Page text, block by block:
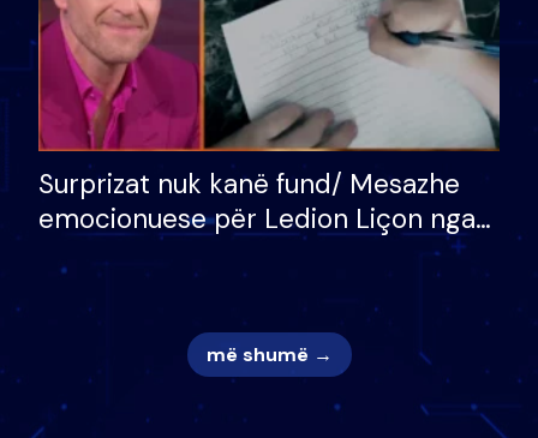
Surprizat nuk kanë fund/ Mesazhe
emocionuese për Ledion Liçon nga
nëna dhe fëmijët e tij, moderatori
nuk i mban dot lotët: Nuk meritoj…
më shumë →